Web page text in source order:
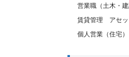
営業職（土木・建
賃貸管理
アセ
個人営業（住宅）